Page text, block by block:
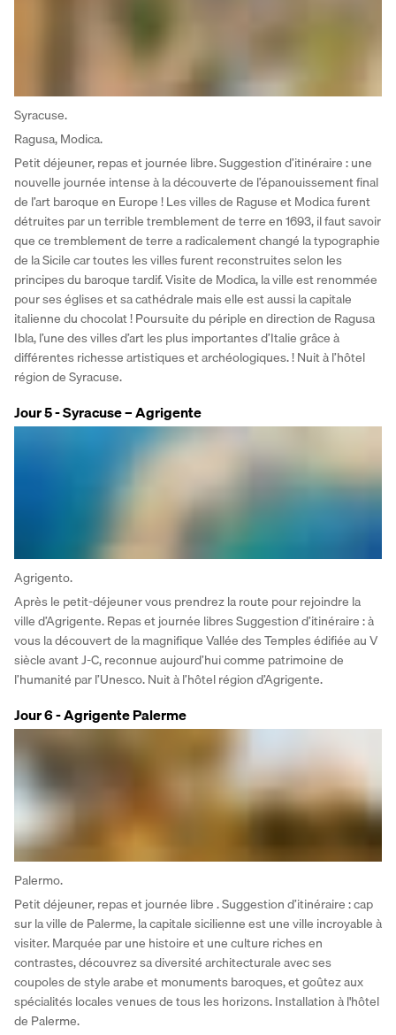
Syracuse.
Ragusa, Modica.
Petit déjeuner, repas et journée libre. Suggestion d’itinéraire : une
nouvelle journée intense à la découverte de l’épanouissement final
de l’art baroque en Europe ! Les villes de Raguse et Modica furent
détruites par un terrible tremblement de terre en 1693, il faut savoir
que ce tremblement de terre a radicalement changé la typographie
de la Sicile car toutes les villes furent reconstruites selon les
principes du baroque tardif. Visite de Modica, la ville est renommée
pour ses églises et sa cathédrale mais elle est aussi la capitale
italienne du chocolat ! Poursuite du périple en direction de Ragusa
Ibla, l’une des villes d’art les plus importantes d’Italie grâce à
différentes richesse artistiques et archéologiques. ! Nuit à l’hôtel
région de Syracuse.
Jour 5 - Syracuse – Agrigente
Agrigento.
Après le petit-déjeuner vous prendrez la route pour rejoindre la
ville d’Agrigente. Repas et journée libres Suggestion d’itinéraire : à
vous la découvert de la magnifique Vallée des Temples édifiée au V
siècle avant J-C, reconnue aujourd’hui comme patrimoine de
l’humanité par l’Unesco. Nuit à l’hôtel région d’Agrigente.
Jour 6 - Agrigente Palerme
Palermo.
Petit déjeuner, repas et journée libre . Suggestion d’itinéraire : cap
sur la ville de Palerme, la capitale sicilienne est une ville incroyable à
visiter. Marquée par une histoire et une culture riches en
contrastes, découvrez sa diversité architecturale avec ses
coupoles de style arabe et monuments baroques, et goûtez aux
spécialités locales venues de tous les horizons. Installation à l'hôtel
de Palerme.